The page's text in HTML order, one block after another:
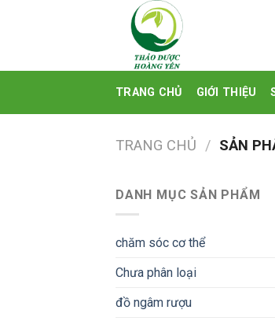
TRANG CHỦ GIỚI THIỆU
TRANG CHỦ / SẢN
DANH MỤC SẢN PHẨM
chăm sóc cơ thể
Chưa phân loại
đồ ngâm rượu